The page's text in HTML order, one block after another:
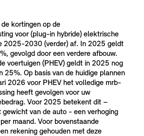
kortingen op de
voor (plug-in hybride) elektrische
2025-2030 (verder) af. In 2025 geldt
gevolgd door een verdere afbouw.
voertuigen (PHEV) geldt in 2025 nog
25%. Op basis van de huidige plannen
2026 voor PHEV het volledige mrb-
heeft gevolgen voor uw
Voor 2025 betekent dit –
van de auto - een verhoging
maand. Voor bovenstaande
rekening gehouden met deze